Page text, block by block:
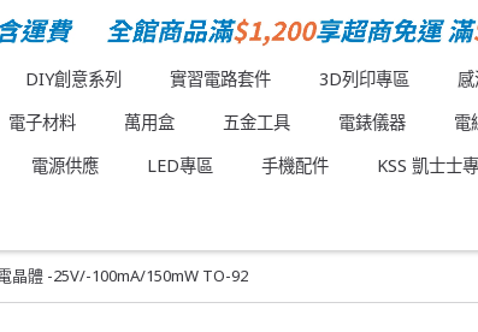
DIY創意系列 實習電路套件 3D列印專區
電子材料 萬用盒 五金工具 電錶儀器
電
電源供應 LED專區 手機配件 KSS 凱士士
晶體 -25V/-100mA/150mW TO-92